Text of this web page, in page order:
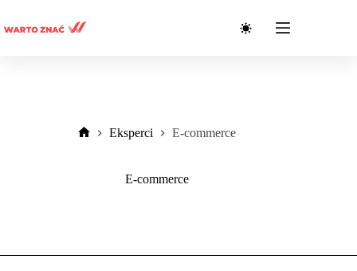
treści
Eksperci E-commerce
E-commerce